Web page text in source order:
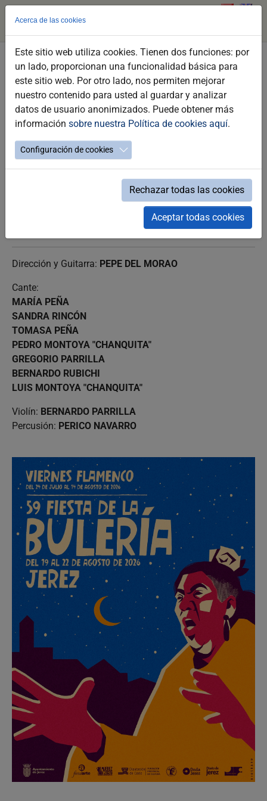
Saltar
contenido
principal
FIN DE FIESTA DIA DE SANTIAGO/
ACCESO LIBRE
Plaza de Santiago
ACCESO LIBRE
Dirección y Guitarra: PEPE DEL MORAO
Cante:
MARÍA PEÑA
SANDRA RINCÓN
TOMASA PEÑA
PEDRO MONTOYA "CHANQUITA"
GREGORIO PARRILLA
BERNARDO RUBICHI
LUIS MONTOYA "CHANQUITA"
Violín: BERNARDO PARRILLA
Percusión: PERICO NAVARRO
Acerca de las cookies
Este sitio web utiliza cookies. Tienen dos funciones: por
un lado, proporcionan una funcionalidad básica para
este sitio web. Por otro lado, nos permiten mejorar
nuestro contenido para usted al guardar y analizar
datos de usuario anonimizados. Puede obtener más
información sobre nuestra Política de cookies aquí.
Configuración de cookies
Rechazar todas las cookies
Aceptar todas cookies